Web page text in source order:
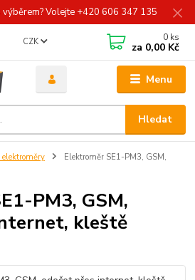
Volejte +420 606 347 135
Menu
CZK
Hledat
0 ks
za 0,00 Kč
elektroměry
Elektroměr SE1-PM3, GSM,
PM3, GSM,
kleště